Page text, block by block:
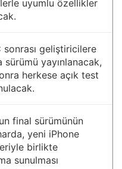
uyumlu özellikler
sonrası geliştiricilere
sürümü yayınlanacak,
herkese açık test
final sürümünün
yeni iPhone
birlikte
sunulması